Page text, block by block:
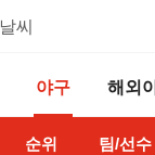
날씨
야구 해외
순위 팀/선수